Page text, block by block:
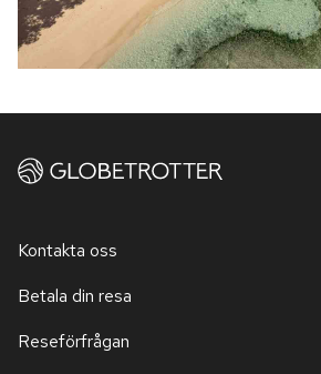
Kontakta oss
Betala din resa
Reseförfrågan